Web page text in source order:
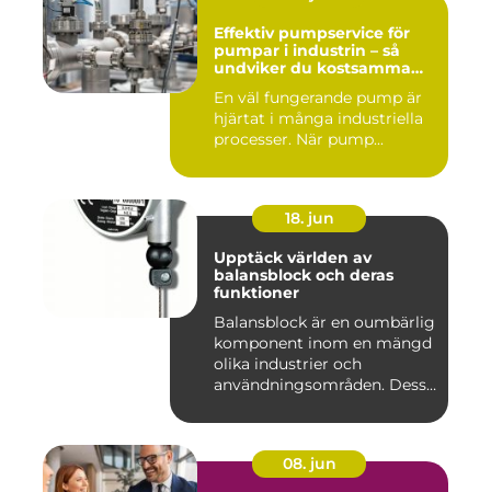
Effektiv pumpservice för
pumpar i industrin – så
undviker du kostsamma
En väl fungerande pump är
hjärtat i många industriella
processer. När pump...
18. jun
Upptäck världen av
balansblock och deras
funktioner
Balansblock är en oumbärlig
komponent inom en mängd
olika industrier och
användningsområden. Dessa
08. jun